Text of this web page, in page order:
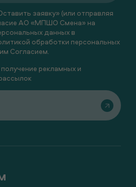
заявку» (или отправляя
АО «МПШО Смена» на
данных в
обработки персональных
Согласием.
получение рекламных и